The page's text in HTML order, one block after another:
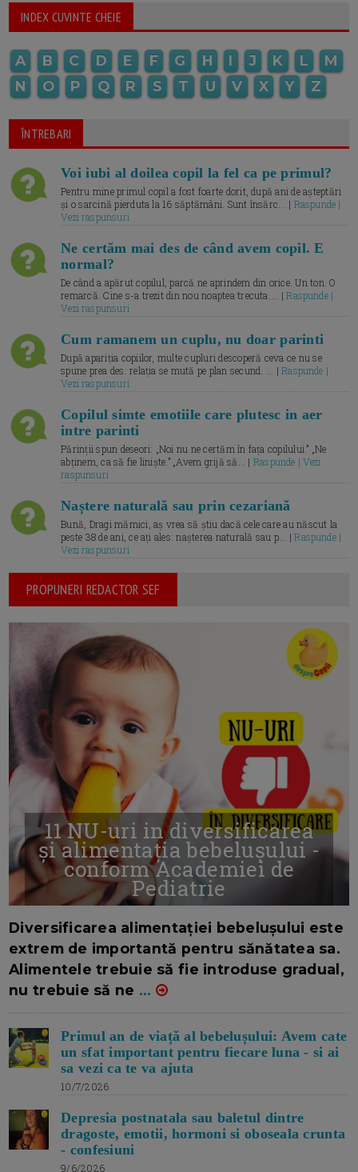
INDEX CUVINTE CHEIE
A B C D E F G H I J K L
M
N
O P Q R S T U V X Y Z
ÎNTREBARI
Voi iubi al doilea copil la fel ca pe primul?
Pentru mine primul copil a fost foarte dorit, după ani de așteptări
și o sarcină pierduta la 16 săptămâni. Sunt însărc... | Raspunde |
Vezi raspunsuri
Ne certăm mai des de când avem copil. E
normal?
De când a apărut copilul, parcă ne aprindem din orice. Un ton. O
remarcă. Cine s-a trezit din nou noaptea trecuta.... |Raspunde |
Vezi raspunsuri
Cum ramanem un cuplu, nu doar parinti
După apariția copiilor, multe cupluri descoperă ceva ce nu se
spune prea des: relația se mută pe plan secund. ... |Raspunde |
Vezi raspunsuri
Copilul simte emotiile care plutesc in aer
intre parinti
Părinții spun deseori: „Noi nu ne certăm în fața copilului.” „Ne
abținem, ca să fie liniște.” „Avem grijă să... | Raspunde | Vezi
raspunsuri
Naștere naturală sau prin cezariană
Bună, Dragi mămici, aș vrea să știu dacă cele care au născut la
peste 38 de ani, ce ați ales: nașterea naturală sau p... |Raspunde |
Vezi raspunsuri
PROPUNERI REDACTOR SEF
11 NU-uri in diversificarea
și alimentația bebelușului -
conform Academiei de
Pediatrie
Diversificarea alimentației bebelușului este
extrem de importantă pentru sănătatea sa.
Alimentele trebuie să fie introduse gradual,
nu trebuie să ne ...
Primul an de viață al bebelușului: Avem cate
un sfat important pentru fiecare luna - si ai
sa vezi ca te va ajuta
10/7/2026
Depresia postnatala sau baletul dintre
dragoste, emotii, hormoni si oboseala crunta
- confesiuni
9/6/2026